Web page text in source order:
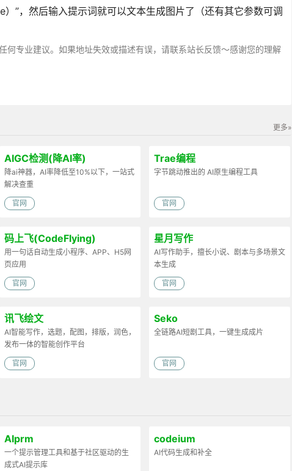
，然后输入提示词就可以文本生成图片了（还有其它参数可调
专业建议。如果地址失效或描述有误，请联系站长反馈～感谢您的理解
更多»
AIGC检测(降AI率)
降ai神器，AI率降低至10%以下，一站式
解决查重
官网
Trae编程
字节跳动推出的 AI原生编程工具
官网
码上飞(CodeFlying)
用一句话自动生成小程序、APP、H5网
页应用
官网
星月写作
AI写作助手，擅长小说、剧本与多场景文
本生成
官网
讯飞绘文
AI智能写作，选题，配图，排版，润色，
发布一体的智能创作平台
官网
Seko
全链路AI短剧工具，一键生成成片
官网
AIprm
一个提示管理工具和基于社区驱动的生
成式AI提示库
codeium
AI代码生成和补全